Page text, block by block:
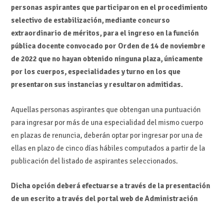
personas aspirantes que participaron en el procedimiento
selectivo de estabilización, mediante concurso
extraordinario de méritos, para el ingreso en la función
pública docente convocado por Orden de 14 de noviembre
de 2022 que no hayan obtenido ninguna plaza, únicamente
por los cuerpos, especialidades y turno en los que
presentaron sus instancias y resultaron admitidas.
Aquellas personas aspirantes que obtengan una puntuación
para ingresar por más de una especialidad del mismo cuerpo
en plazas de renuncia, deberán optar por ingresar por una de
ellas en plazo de cinco días hábiles computados a partir de la
publicación del listado de aspirantes seleccionados.
Dicha opción deberá efectuarse a través de la presentación
de un escrito a través del portal web de Administración